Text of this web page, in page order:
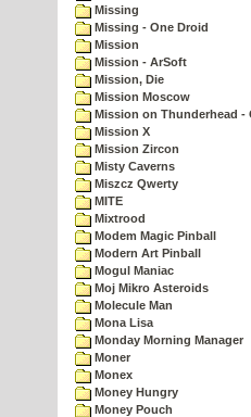
Missing
Missing - One Droid
Mission
Mission - ArSoft
Mission, Die
Mission Moscow
Mission on Thunderhead -
Mission X
Mission Zircon
Misty Caverns
Miszcz Qwerty
MITE
Mixtrood
Modem Magic Pinball
Modern Art Pinball
Mogul Maniac
Moj Mikro Asteroids
Molecule Man
Mona Lisa
Monday Morning Manager
Moner
Monex
Money Hungry
Money Pouch